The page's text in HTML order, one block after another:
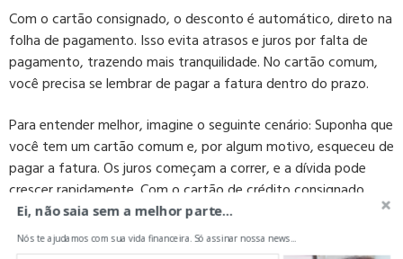
Com o cartão consignado, o desconto é automático, direto na
folha de pagamento. Isso evita atrasos e juros por falta de
pagamento, trazendo mais tranquilidade. No cartão comum,
você precisa se lembrar de pagar a fatura dentro do prazo.
Para entender melhor, imagine o seguinte cenário: Suponha que
você tem um cartão comum e, por algum motivo, esqueceu de
pagar a fatura. Os juros começam a correr, e a dívida pode
crescer rapidamente. Com o cartão de crédito consignado,
isso não acontece, pois o pagamento é feito
automaticamente, direto do seu salário.
Ei, não saia sem a melhor parte...
Nós te ajudamos com sua vida financeira. Só assinar nossa news...